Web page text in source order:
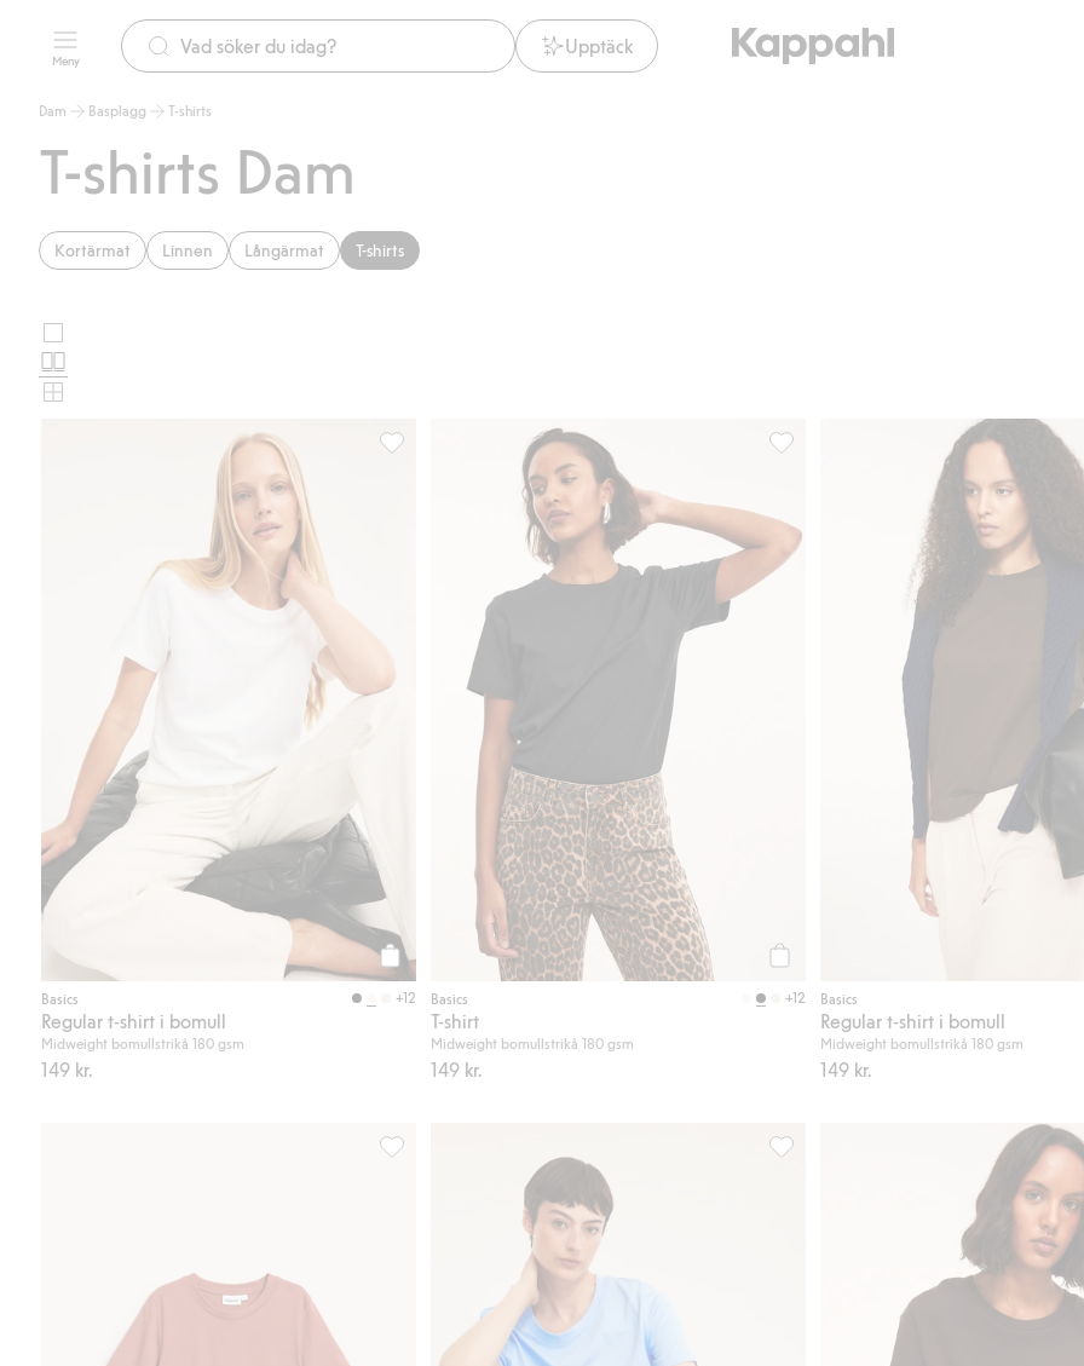
Meny
Upptäck
Dam Basplagg T-shirts
T-shirts Dam
Kortärmat Linnen Långärmat T-shirts
Välj
produktkortslayout
Köp
Basics +12
Regular t-shirt i bomull
Midweight bomullstrikå 180 gsm
149 kr.
Regular t-shirt i bomull, Lägg till i favoriter
Basics +12
T-shirt
Midweight bomullstrikå 180 gsm
149 kr.
T-shirt, Lägg till i favoriter
Basics
Regular t-shirt i bomull
Midweight bomullstrikå 180 gsm
149 kr.
T-shirt, Lägg till i favoriter Regular t-shirt i bomull, Lägg till i